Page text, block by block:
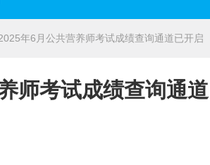
年6月公共营养师考试成绩查询通道已开启
师考试成绩查询通